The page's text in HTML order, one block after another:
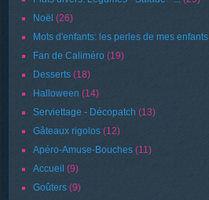
Noël (26)
Mots d'enfants: les perles de mes enfants
Fan de Caliméro (19)
Desserts (18)
Halloween (14)
Serviettage - Décopatch (13)
Gâteaux rigolos (12)
Apéro-Amuse-Bouches (11)
Accueil (9)
Goûters (9)